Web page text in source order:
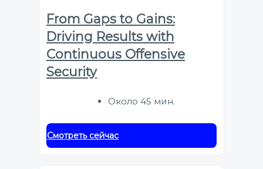
From Gaps to Gains:
Driving Results with
Continuous Offensive
Security
Около 45 мин.
Смотреть сейчас